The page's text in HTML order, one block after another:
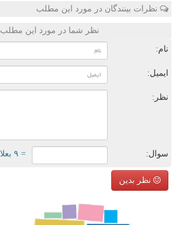
نظرات بینندگان در مورد این مطلب
نظر شما در مورد این مطلب
نام:
ایمیل:
نظر:
سوال: = ۹ بعلاوه ۵
نظر بدین